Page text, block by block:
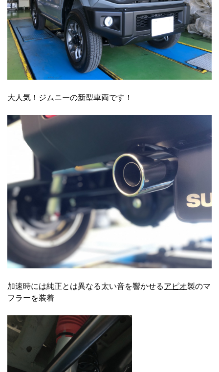
大人気！ジムニーの新型車両です！
加速時には純正とは異なる太い音を響かせるアピオ製のマ
フラーを装着